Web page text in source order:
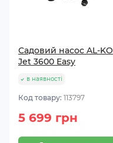
Садовий насос AL-KO
Jet 3600 Easy
в наявності
Код товару: 113797
5 699 грн